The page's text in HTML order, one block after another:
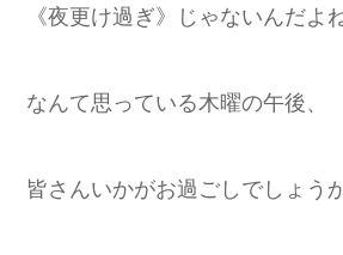
《夜更け過ぎ》じゃないんだよ
なんて思っている木曜の午後、
皆さんいかがお過ごしでしょう